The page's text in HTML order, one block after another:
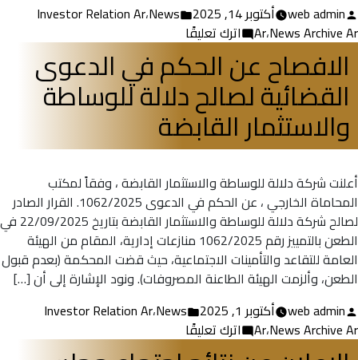
تمّ
النشر
بواسطة
web admin أكتوبر 14, 2025
نُشر
Investor Relation Ar،News
Ar،News Archive Ar اترك تعليقًا
موعد
الإفصاح
عن
البيانات
المالية
للربع
2025
الافصاح عن الحكم في الدعوى
القضائية لصالح دلالة للوساطة
والاستثمار القابضة
أعلنت شركة دلالة للوساطة والاستثمار القابضة ، وفقاً لمكتب
المحاماة الخارجي ، عن الحكم في الدعوى 1062/2025. القرار الصادر
لصالح شركة دلالة للوساطة والاستثمار القابضة بتاريخ 22/09/2025 في
الطعن بالتمييز رقم 1062/2025 منازعات إدارية، المقام من الهيئة
العامة للتقاعد والتأمينات الاجتماعية، حيث قضت المحكمة (بعدم قبول
الطعن، وألزمت الهيئة الطاعنة المصروفات). ونود الإشارة إلى أن […]
تمّ
النشر
بواسطة
web admin أكتوبر 1, 2025
نُشر
في
Investor Relation Ar،News
Ar،News Archive Ar اترك تعليقًا
الافصاح